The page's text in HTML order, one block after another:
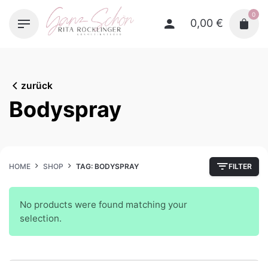
0,00 €
0
zurück
Bodyspray
HOME SHOP TAG: BODYSPRAY FILTER
No products were found matching your
selection.